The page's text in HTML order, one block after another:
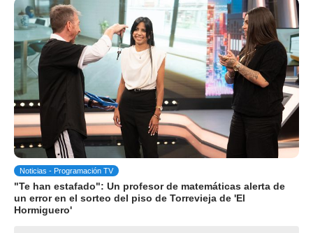
Noticias - Programación TV
"Te han estafado": Un profesor de matemáticas alerta de
un error en el sorteo del piso de Torrevieja de 'El
Hormiguero'